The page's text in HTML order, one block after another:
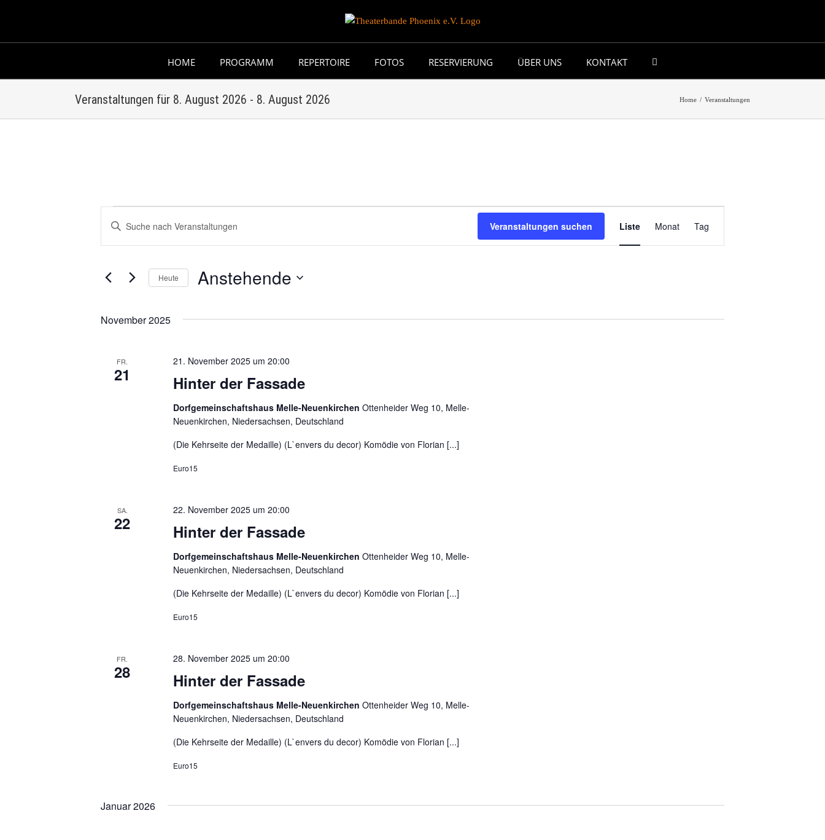
HOME PROGRAMM REPERTOIRE FOTOS RESERVIERUNG ÜBER UNS KONTAKT
Veranstaltungen für 8. August 2026 - 8. August 2026 Home / Veranstaltungen
Veranstaltungen
Veranstaltungen
Suche
Ansichten,
Navigation
Bitte
nach
Veranstaltungen suchen
Ansichten-
Liste Monat Tag
Heute Anstehende
November 2025
FR.
21 Hinter der Fassade
21. November 2025 um 20:00
Dorfgemeinschaftshaus Melle-NeuenkirchenOttenheider Weg 10, Melle-
Neuenkirchen, Niedersachsen, Deutschland
(Die Kehrseite der Medaille) (L`envers du decor) Komödie von Florian [...]
Euro15
SA.
22 Hinter der Fassade
22. November 2025 um 20:00
Dorfgemeinschaftshaus Melle-NeuenkirchenOttenheider Weg 10, Melle-
Neuenkirchen, Niedersachsen, Deutschland
(Die Kehrseite der Medaille) (L`envers du decor) Komödie von Florian [...]
Euro15
FR.
28 Hinter der Fassade
28. November 2025 um 20:00
Dorfgemeinschaftshaus Melle-NeuenkirchenOttenheider Weg 10, Melle-
Neuenkirchen, Niedersachsen, Deutschland
(Die Kehrseite der Medaille) (L`envers du decor) Komödie von Florian [...]
Euro15
Januar 2026